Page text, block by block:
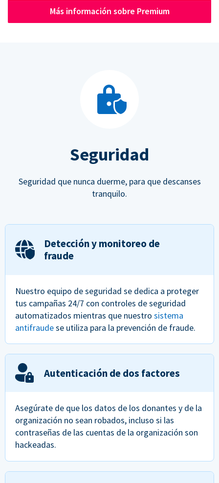
Más información sobre Premium
Seguridad
Seguridad que nunca duerme, para que descanses
tranquilo.
Detección y monitoreo de
fraude
Nuestro equipo de seguridad se dedica a proteger
tus campañas 24/7 con controles de seguridad
automatizados mientras que nuestro sistema
antifraudese utiliza para la prevención de fraude.
Autenticación de dos factores
Asegúrate de que los datos de los donantes y de la
organización no sean robados, incluso si las
contraseñas de las cuentas de la organización son
hackeadas.